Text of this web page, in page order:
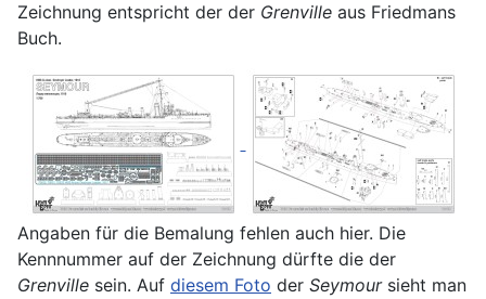
Zeichnung entspricht der der Grenville aus Friedmans
Buch.
Angaben für die Bemalung fehlen auch hier. Die
Kennnummer auf der Zeichnung dürfte die der
Grenville sein. Auf diesem Foto der Seymoursieht man